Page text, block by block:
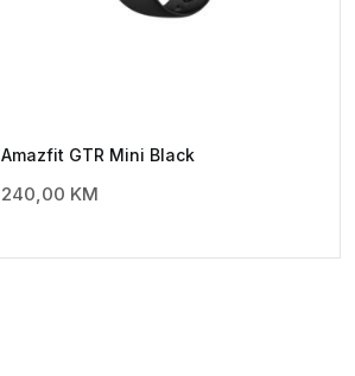
Amazfit GTR Mini Black
240,00 KM